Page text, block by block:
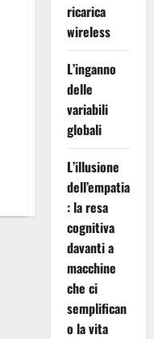
ricarica
wireless
L’inganno
delle
variabili
globali
L’illusione
dell’empatia
: la resa
cognitiva
davanti a
macchine
che ci
semplifican
o la vita